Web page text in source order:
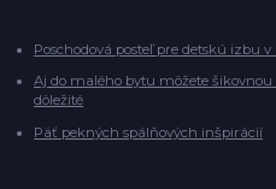
Poschodová posteľ pre detskú izbu
Aj do malého bytu môžete
dôležité
Päť pekných spálňových inšpirácií